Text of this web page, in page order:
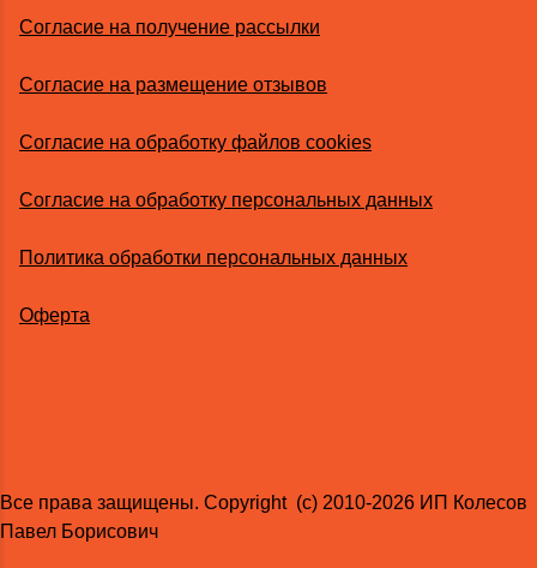
Согласие на получение рассылки
Согласие на размещение отзывов
Согласие на обработку файлов cookies
Согласие на обработку персональных данных
Политика обработки персональных данных
Оферта
Все права защищены. Copyright (с) 2010-2026 ИП Колесов
Павел Борисович